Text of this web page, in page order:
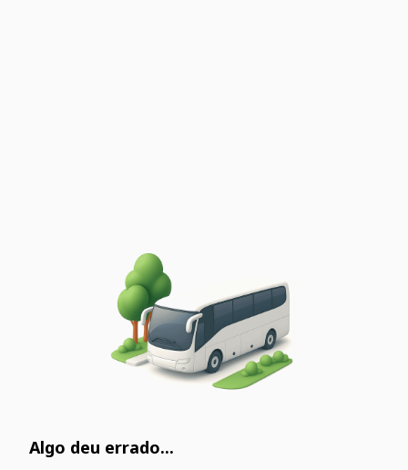
Algo deu errado...